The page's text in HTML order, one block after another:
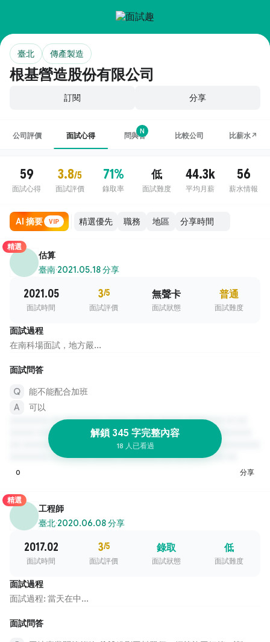
根基營造股份有限公司
臺北 傳產製造
訂閱 分享
公司評價 面試心得 問與答
N
比較公司 比薪水↗
59
面試心得
3.8/5
面試評價
71%
錄取率
低
面試難度
44.3k
平均月薪
56
薪水情報
AI 摘要 VIP 職務 地區
精選
估算
臺南·2021.05.18 分享
2021.05
面試時間
3/5
面試評價
無聲卡
面試狀態
普通
面試難度
面試過程
在南科場面試，地方嚴...
面試問答
能不能配合加班
可以
解鎖 345 字完整內容
18 人已看過
0 分享
精選
工程師
臺北·2020.06.08 分享
2017.02
面試時間
3/5
面試評價
錄取
面試狀態
低
面試難度
面試過程
面試過程: 當天在中...
面試問答